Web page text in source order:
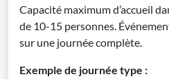
Capacité maximum d’accueil
de 10-15 personnes.
sur une journée complète.
Exemple de journée type :